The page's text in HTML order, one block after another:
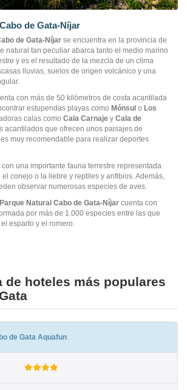
de Gata-Níjar
de Gata-Níjar se encuentra en la provincia de
natural tan peculiar abarca tanto el medio marino
y es el resultado de la mezcla de un clima
lluvias, suelos de origen volcánico y una
con más de 50 kilómetros de costa acantilada
estupendas playas como Mónsul o Los
calas como Cala Carnaje y Cala de
acantilados que ofrecen unos paisajes de
muy recomendable para realizar deportes
con una importante fauna terrestre representada
conejo o la liebre y reptiles y anfibios. Además,
observar numerosas especies de aves.
Parque Natural Cabo de Gata-Níjar cuenta con
por más de 1.000 especies entre las que
esparto y el romero.
de hoteles más populares
de Gata Aquafun